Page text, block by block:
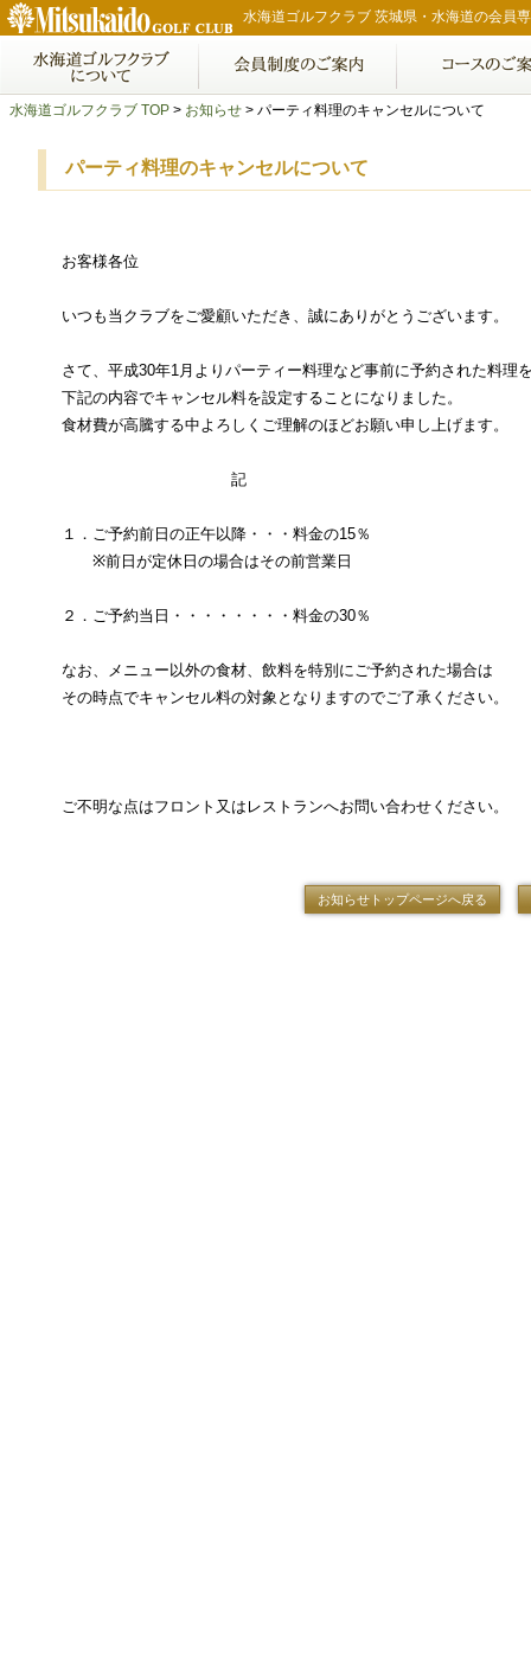
水海道ゴルフクラブ 茨城県・水海道の会員
水海道ゴルフクラブ TOP > お知らせ > パーティ料理のキャンセルについて
パーティ料理のキャンセルについて
お客様各位
いつも当クラブをご愛顧いただき、誠にありがとうございます。
さて、平成30年1月よりパーティー料理など事前に予約された料理
下記の内容でキャンセル料を設定することになりました。
食材費が高騰する中よろしくご理解のほどお願い申し上げます。
記
１．ご予約前日の正午以降・・・料金の15％
※前日が定休日の場合はその前営業日
２．ご予約当日・・・・・・・・料金の30％
なお、メニュー以外の食材、飲料を特別にご予約された場合は
その時点でキャンセル料の対象となりますのでご了承ください。
ご不明な点はフロント又はレストランへお問い合わせください。
お知らせトップページへ戻る